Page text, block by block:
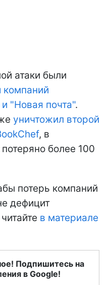
атаки были
"Новая почта".
уничтожил второй
, в
более 100
потерь компаний
дефицит
в материале
Подпишитесь на
в Google!